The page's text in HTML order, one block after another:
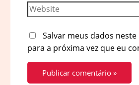
Website
Salvar meus dados
para a próxima vez que eu